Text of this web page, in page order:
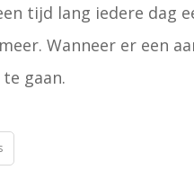
tijd lang iedere dag
Wanneer er een
gaan.